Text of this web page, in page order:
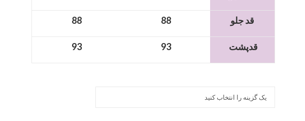
88 88 قد جلو
93 93 قدپشت